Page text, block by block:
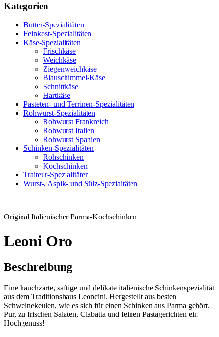
Kategorien
Butter-Spezialitäten
Feinkost-Spezialitäten
Käse-Spezialitäten
Frischkäse
Weichkäse
Ziegenweichkäse
Blauschimmel-Käse
Schnittkäse
Hartkäse
Pasteten- und Terrinen-Spezialitäten
Rohwurst-Spezialitäten
Rohwurst Frankreich
Rohwurst Italien
Rohwurst Spanien
Schinken-Spezialitäten
Rohschinken
Kochschinken
Traiteur-Spezialitäten
Wurst-, Aspik- und Sülz-Speziaitäten
Original Italienischer Parma-Kochschinken
Leoni Oro
Beschreibung
Eine hauchzarte, saftige und delikate italienische Schinkenspezialität
aus dem Traditionshaus Leoncini. Hergestellt aus besten
Schweinekeulen, wie es sich für einen Schinken aus Parma gehört.
Pur, zu frischen Salaten, Ciabatta und feinen Pastagerichten ein
Hochgenuss!